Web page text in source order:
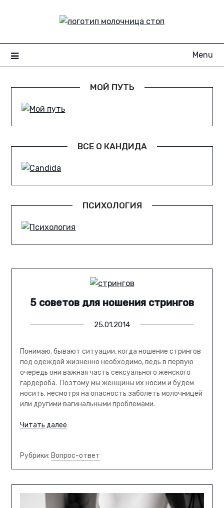
Menu
МОЙ ПУТЬ
ВСЕ О КАНДИДА
ПСИХОЛОГИЯ
5 советов для ношения стрингов
25.01.2014
Понимаю, бывают ситуации, когда ношение стрингов
под одеждой жизненно необходимо, ведь в первую
очередь они важная часть сексуального женского
гардероба. Поэтому мы женщины их носим и будем
носить, несмотря на опасность заболеть молочницей
или другими вагинальными проблемами.
Читать далее
Рубрики: Вопрос-ответ